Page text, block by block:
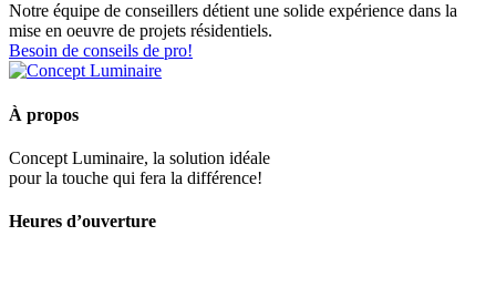
Notre équipe de conseillers détient une solide expérience dans la
mise en oeuvre de projets résidentiels.
Besoin de conseils de pro!
À propos
Concept Luminaire, la solution idéale
pour la touche qui fera la différence!
Heures d’ouverture